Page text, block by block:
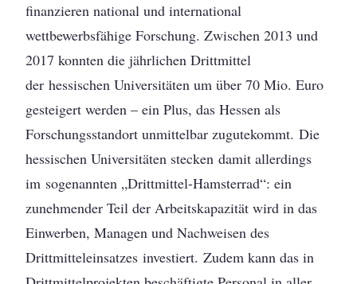
finanzieren national und international
wettbewerbsfähige Forschung. Zwischen 2013 und
2017 konnten die jährlichen Drittmittel
der hessischen Universitäten um über 70 Mio. Euro
gesteigert werden – ein Plus, das Hessen als
Forschungsstandort unmittelbar zugutekommt. Die
hessischen Universitäten stecken damit allerdings
im sogenannten „Drittmittel-Hamsterrad“: ein
zunehmender Teil der Arbeitskapazität wird in das
Einwerben, Managen und Nachweisen des
Drittmitteleinsatzes investiert. Zudem kann das in